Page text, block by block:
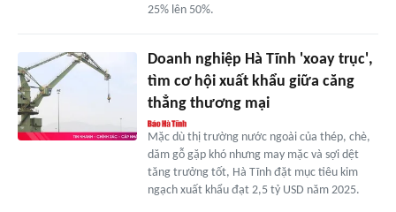
25% lên 50%.
Doanh nghiệp Hà Tĩnh 'xoay trục',
tìm cơ hội xuất khẩu giữa căng
thẳng thương mại
Mặc dù thị trường nước ngoài của thép, chè,
dăm gỗ gặp khó nhưng may mặc và sợi dệt
tăng trưởng tốt, Hà Tĩnh đặt mục tiêu kim
ngạch xuất khẩu đạt 2,5 tỷ USD năm 2025.